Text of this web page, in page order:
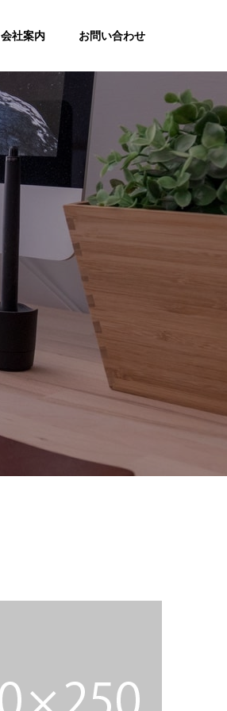
会社案内 お問い合わせ